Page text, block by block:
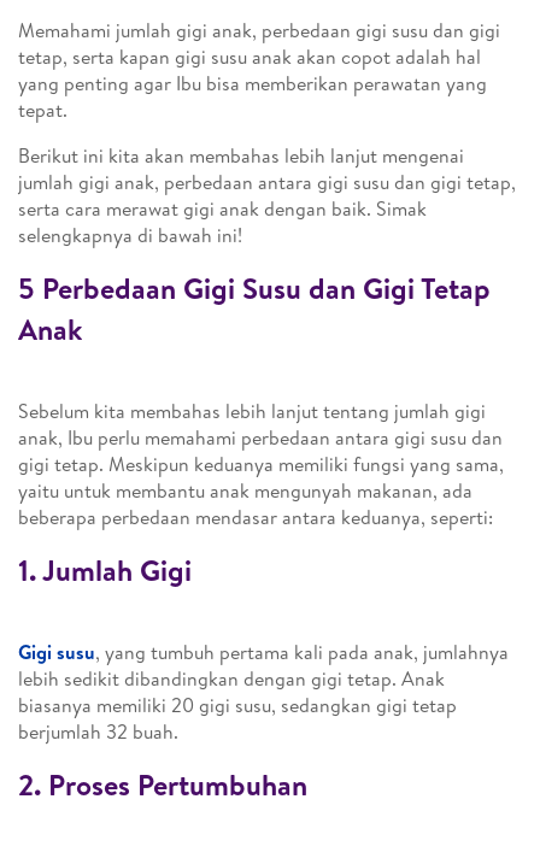
Memahami jumlah gigi anak, perbedaan gigi susu dan gigi
tetap, serta kapan gigi susu anak akan copot adalah hal
yang penting agar Ibu bisa memberikan perawatan yang
tepat.
Berikut ini kita akan membahas lebih lanjut mengenai
jumlah gigi anak, perbedaan antara gigi susu dan gigi tetap,
serta cara merawat gigi anak dengan baik. Simak
selengkapnya di bawah ini!
5 Perbedaan Gigi Susu dan Gigi Tetap
Anak
Sebelum kita membahas lebih lanjut tentang jumlah gigi
anak, Ibu perlu memahami perbedaan antara gigi susu dan
gigi tetap. Meskipun keduanya memiliki fungsi yang sama,
yaitu untuk membantu anak mengunyah makanan, ada
beberapa perbedaan mendasar antara keduanya, seperti:
1. Jumlah Gigi
Gigi susu, yang tumbuh pertama kali pada anak, jumlahnya
lebih sedikit dibandingkan dengan gigi tetap. Anak
biasanya memiliki 20 gigi susu, sedangkan gigi tetap
berjumlah 32 buah.
2. Proses Pertumbuhan